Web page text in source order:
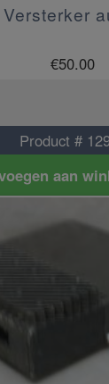
Versterker
€50.00
Product #
aan